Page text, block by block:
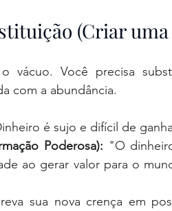
(Criar
vácuo. Você precisa
com a abundância.
é sujo e difícil de
Poderosa): "O
ao gerar valor para o
sua nova crença em